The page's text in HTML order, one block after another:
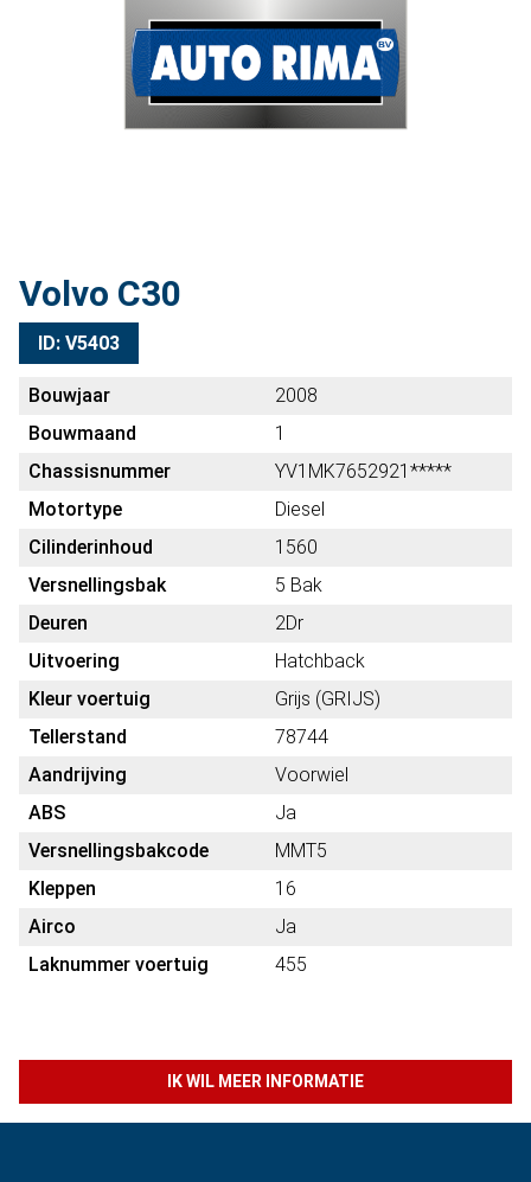
Volvo C30
ID: V5403
Bouwjaar
2008
Bouwmaand
1
Chassisnummer
YV1MK7652921*****
Motortype
Diesel
Cilinderinhoud
1560
Versnellingsbak
5 Bak
Deuren
2Dr
Uitvoering
Hatchback
Kleur voertuig
Grijs (GRIJS)
Tellerstand
78744
Aandrijving
Voorwiel
ABS
Ja
Versnellingsbakcode
MMT5
Kleppen
16
Airco
Ja
Laknummer voertuig
455
IK WIL MEER INFORMATIE